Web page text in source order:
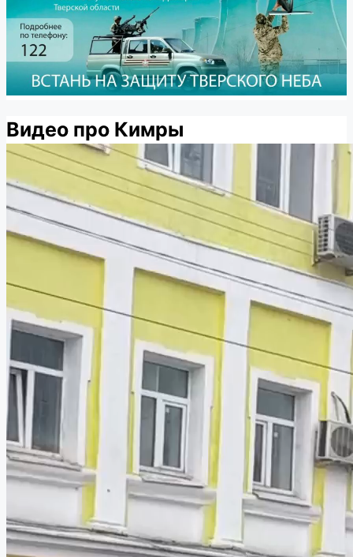
Видео про Кимры